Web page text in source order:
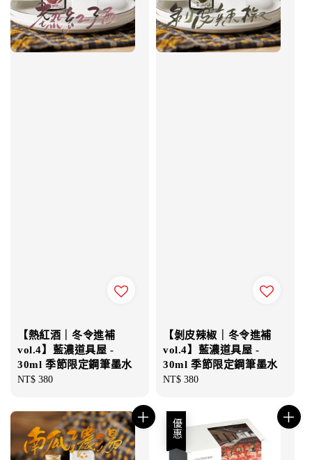
【熱紅酒｜冬令進補
vol.4】藍濃道具屋 -
30ml 季節限定鋼筆墨水
Regular
NT$ 380
【剝皮辣椒｜冬令進補
vol.4】藍濃道具屋 -
30ml 季節限定鋼筆墨水
Regular
NT$ 380
優惠